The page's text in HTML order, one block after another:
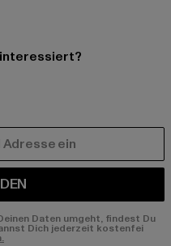
Daten umgeht, findest Du
Dich jederzeit kostenfei